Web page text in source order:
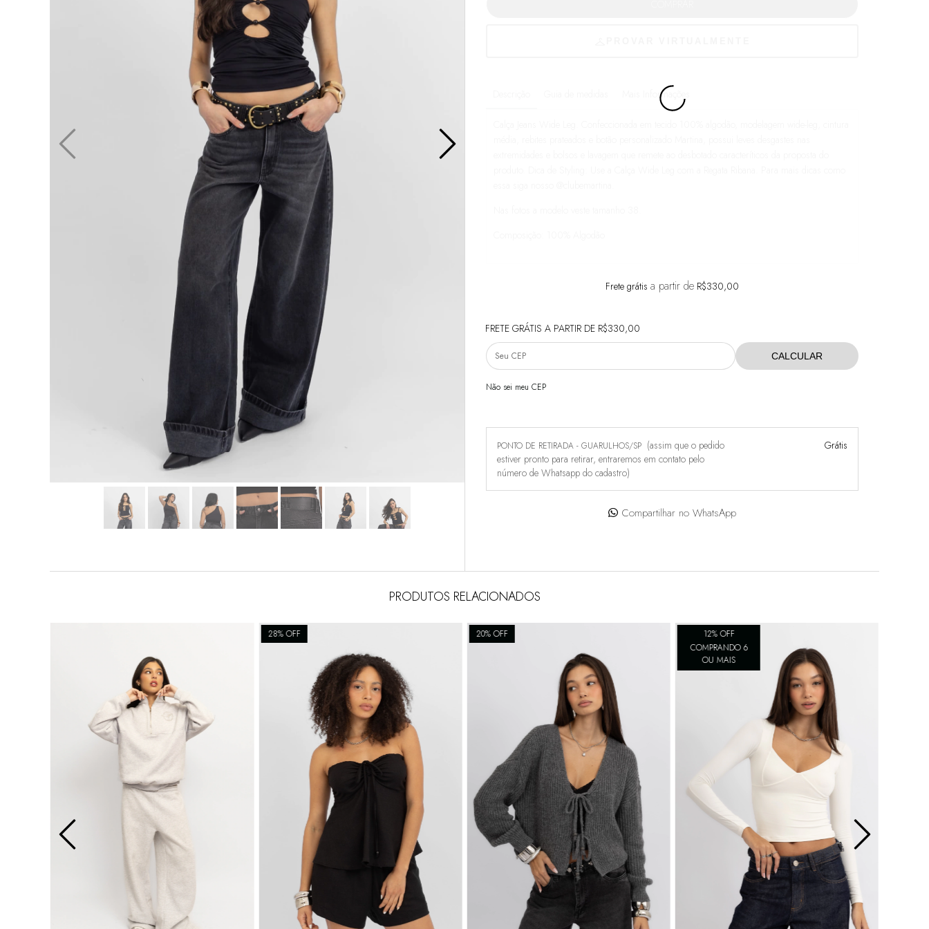
Mais Informações
Frete grátis a partir de R$330,00
FRETE GRÁTIS A PARTIR DE R$330,00
CALCULAR
Não sei meu CEP
PONTO DE RETIRADA - GUARULHOS/SP (assim que o pedido
estiver pronto para retirar, entraremos em contato pelo
número de Whatsapp do cadastro)
Grátis
Compartilhar no WhatsApp
PRODUTOS RELACIONADOS
28% OFF 20% OFF
12% OFF
COMPRANDO 6
OU MAIS